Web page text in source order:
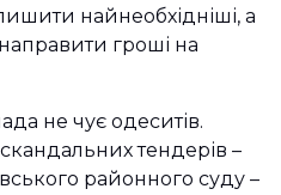
найнеобхідніші, а
гроші на
не чує одеситів.
тендерів –
районного суду –